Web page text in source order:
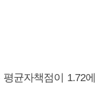
균자책점이 1.72에